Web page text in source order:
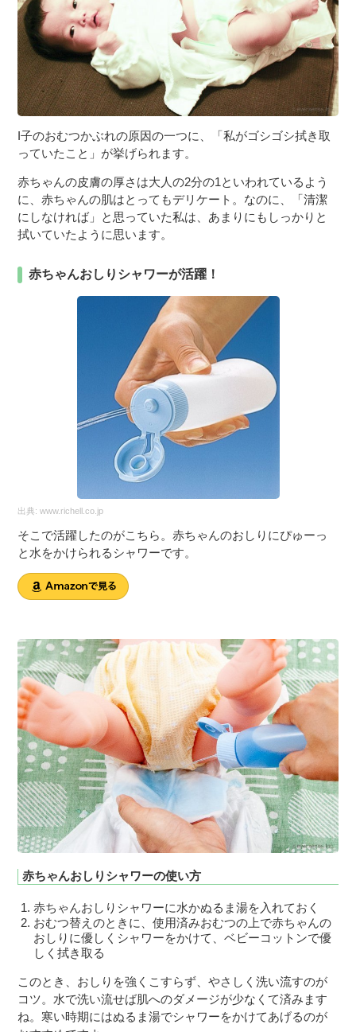
I子のおむつかぶれの原因の一つに、「私がゴシゴシ拭き取
っていたこと」が挙げられます。
赤ちゃんの皮膚の厚さは大人の2分の1といわれているよう
に、赤ちゃんの肌はとってもデリケート。なのに、「清潔
にしなければ」と思っていた私は、あまりにもしっかりと
拭いていたように思います。
赤ちゃんおしりシャワーが活躍！
出典:www.richell.co.jp
そこで活躍したのがこちら。赤ちゃんのおしりにぴゅーっ
と水をかけられるシャワーです。
赤ちゃんおしりシャワーの使い方
赤ちゃんおしりシャワーに水かぬるま湯を入れておく
おむつ替えのときに、使用済みおむつの上で赤ちゃんの
おしりに優しくシャワーをかけて、ベビーコットンで優
しく拭き取る
このとき、おしりを強くこすらず、やさしく洗い流すのが
コツ。水で洗い流せば肌へのダメージが少なくて済みます
ね。寒い時期にはぬるま湯でシャワーをかけてあげるのが